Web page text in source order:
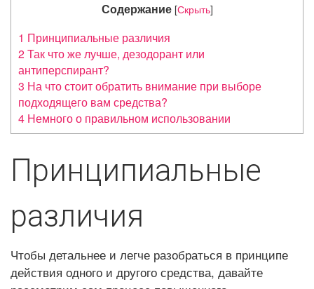
Содержание [Скрыть]
1 Принципиальные различия
2 Так что же лучше, дезодорант или
антиперспирант?
3 На что стоит обратить внимание при выборе
подходящего вам средства?
4 Немного о правильном использовании
Принципиальные
различия
Чтобы детальнее и легче разобраться в принципе
действия одного и другого средства, давайте